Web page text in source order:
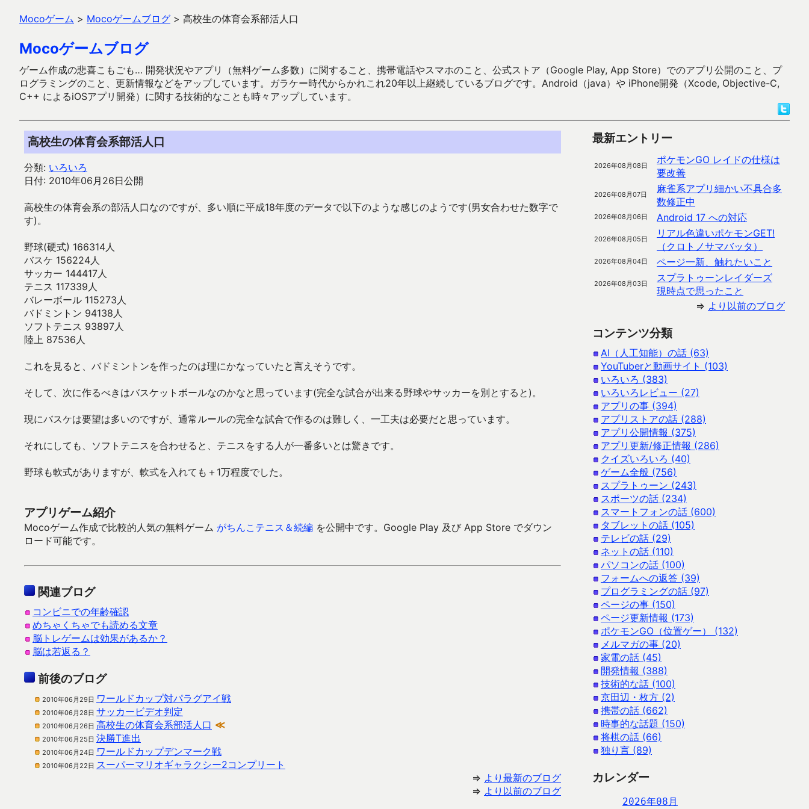
Mocoゲーム > Mocoゲームブログ > 高校生の体育会系部活人口
Mocoゲームブログ
ゲーム作成の悲喜こもごも… 開発状況やアプリ（無料ゲーム多数）に関すること、携帯電話やスマホのこと、公式ストア（Google Play, App Store）でのアプリ公開のこと、プ
ログラミングのこと、更新情報などをアップしています。ガラケー時代からかれこれ20年以上継続しているブログです。Android（java）や iPhone開発（Xcode, Objective-C,
C++ によるiOSアプリ開発）に関する技術的なことも時々アップしています。
高校生の体育会系部活人口
分類: いろいろ
日付: 2010年06月26日公開
高校生の体育会系の部活人口なのですが、多い順に平成18年度のデータで以下のような感じのようです(男女合わせた数字で
す)。
野球(硬式) 166314人
バスケ 156224人
サッカー 144417人
テニス 117339人
バレーボール 115273人
バドミントン 94138人
ソフトテニス 93897人
陸上 87536人
これを見ると、バドミントンを作ったのは理にかなっていたと言えそうです。
そして、次に作るべきはバスケットボールなのかなと思っています(完全な試合が出来る野球やサッカーを別とすると)。
現にバスケは要望は多いのですが、通常ルールの完全な試合で作るのは難しく、一工夫は必要だと思っています。
それにしても、ソフトテニスを合わせると、テニスをする人が一番多いとは驚きです。
野球も軟式がありますが、軟式を入れても＋1万程度でした。
アプリゲーム紹介
Mocoゲーム作成で比較的人気の無料ゲーム がちんこテニス＆続編 を公開中です。Google Play 及び App Store でダウン
ロード可能です。
関連ブログ
コンビニでの年齢確認
めちゃくちゃでも読める文章
脳トレゲームは効果があるか？
脳は若返る？
前後のブログ
2010年06月29日 ワールドカップ対パラグアイ戦
2010年06月28日 サッカービデオ判定
2010年06月26日 高校生の体育会系部活人口 ≪
2010年06月25日 決勝T進出
2010年06月24日 ワールドカップデンマーク戦
2010年06月22日 スーパーマリオギャラクシー2コンプリート
⇒ より最新のブログ
⇒ より以前のブログ
最新エントリー
2026年08月08日
ポケモンGO レイドの仕様は
要改善
2026年08月07日
麻雀系アプリ細かい不具合多
数修正中
2026年08月06日 Android 17 への対応
2026年08月05日
リアル色違いポケモンGET!
（クロトノサマバッタ）
2026年08月04日 ページ一新、触れたいこと
2026年08月03日
スプラトゥーンレイダーズ
現時点で思ったこと
⇒ より以前のブログ
コンテンツ分類
AI（人工知能）の話 (63)
YouTuberと動画サイト (103)
いろいろ (383)
いろいろレビュー (27)
アプリの事 (394)
アプリストアの話 (288)
アプリ公開情報 (375)
アプリ更新/修正情報 (286)
クイズいろいろ (40)
ゲーム全般 (756)
スプラトゥーン (243)
スポーツの話 (234)
スマートフォンの話 (600)
タブレットの話 (105)
テレビの話 (29)
ネットの話 (110)
パソコンの話 (100)
フォームへの返答 (39)
プログラミングの話 (97)
ページの事 (150)
ページ更新情報 (173)
ポケモンGO（位置ゲー） (132)
メルマガの事 (20)
家電の話 (45)
開発情報 (388)
技術的な話 (100)
京田辺・枚方 (2)
携帯の話 (662)
時事的な話題 (150)
将棋の話 (66)
独り言 (89)
カレンダー
2026年08月